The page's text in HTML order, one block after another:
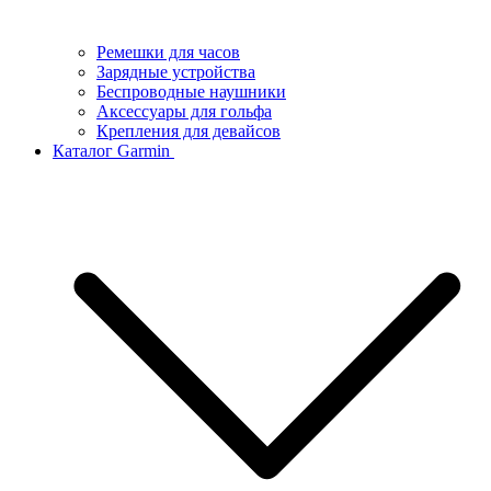
Ремешки для часов
Зарядные устройства
Беспроводные наушники
Аксессуары для гольфа
Крепления для девайсов
Каталог Garmin